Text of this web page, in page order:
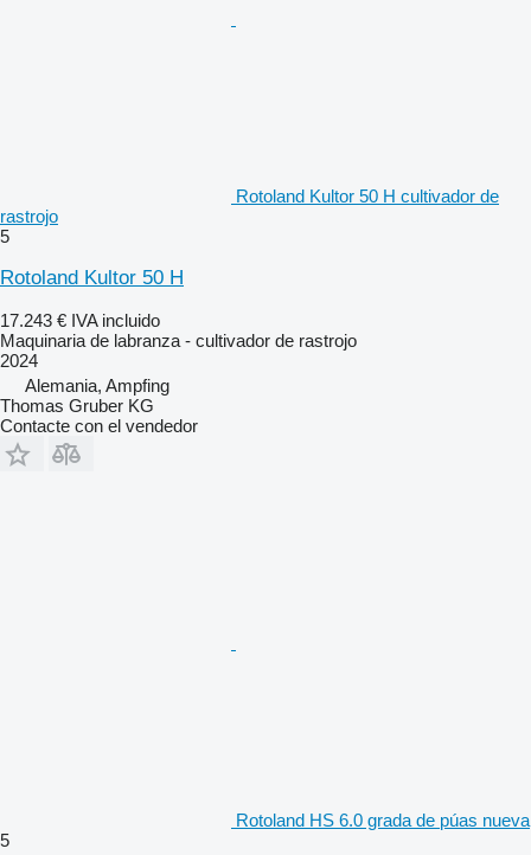
Rotoland Kultor 50 H cultivador de
rastrojo
5
Rotoland Kultor 50 H
17.243 € IVA incluido
Maquinaria de labranza - cultivador de rastrojo
2024
Alemania, Ampfing
Thomas Gruber KG
Contacte con el vendedor
Rotoland HS 6.0 grada de púas nueva
5